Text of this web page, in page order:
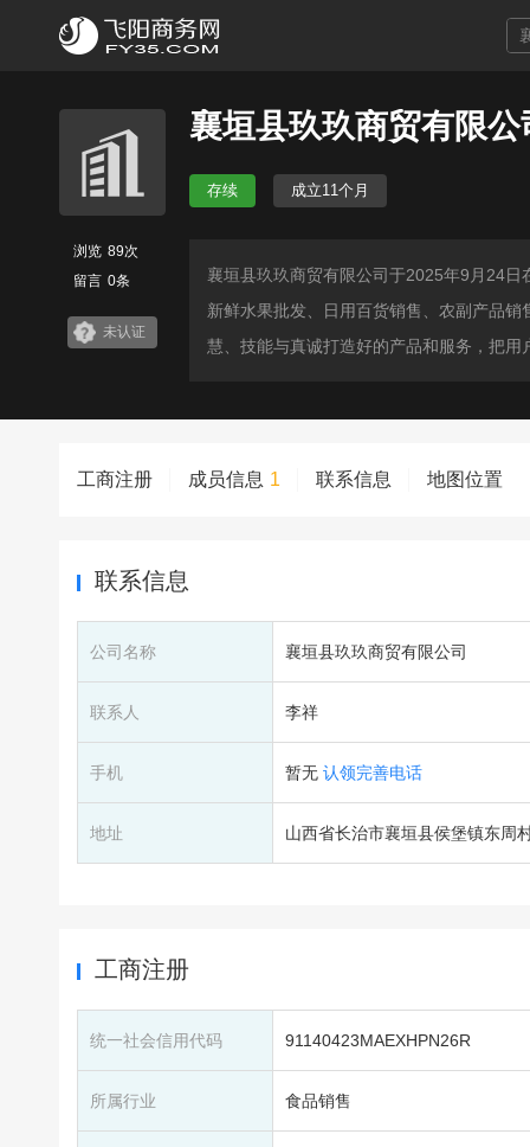
襄垣县玖玖商贸有限公
存续 成立11个月
浏览 89次
留言 0条
未认证
襄垣县玖玖商贸有限公司于2025年9月24
新鲜水果批发、日用百货销售、农副产品
慧、技能与真诚打造好的产品和服务，把用
工商注册 成员信息 1 联系信息 地图位置
联系信息
公司名称 襄垣县玖玖商贸有限公司
联系人 李祥
手机 暂无 认领完善电话
地址 山西省长治市襄垣县侯堡镇东周
工商注册
统一社会信用代码 91140423MAEXHPN26R
所属行业 食品销售